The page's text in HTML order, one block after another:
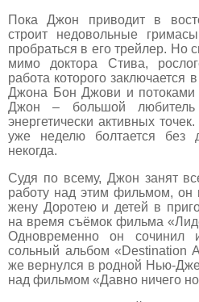
Пока Джон приводит в
строит недовольные
пробраться в его трейлер. Но
мимо доктора Стива,
работа которого заключается
Джона Бон Джови и потоками
Джон – большой любитель
энергетически активных
уже неделю болтается без
некогда.
Судя по всему, Джон занят
работу над этим фильмом, он
жену Доротею и детей в
на время съёмок фильма
Одновременно он сочинил
сольный альбом «Destination
же вернулся в родной Нью-
над фильмом «Давно ничего